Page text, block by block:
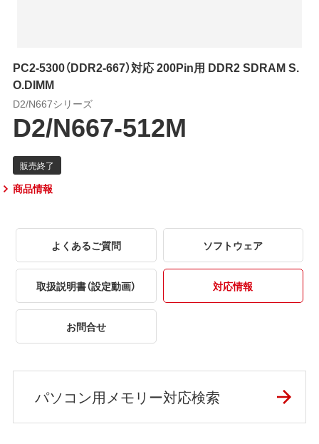
PC2-5300（DDR2-667）対応 200Pin用 DDR2 SDRAM S.
O.DIMM
D2/N667シリーズ
D2/N667-512M
商品情報
よくあるご質問 ソフトウェア
取扱説明書（設定動画） 対応情報
お問合せ
パソコン用メモリー対応検索